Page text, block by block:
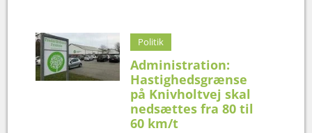
Politik
Administration:
Hastighedsgrænse
på Knivholtvej skal
nedsættes fra 80 til
60 km/t